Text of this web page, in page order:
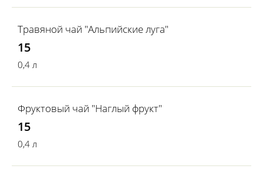
Травяной чай "Альпийские луга"
15
0,4 л
Фруктовый чай "Наглый фрукт"
15
0,4 л